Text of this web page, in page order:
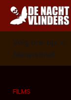
Volg ons op: 📣
Nieuwsbrief
FILMS